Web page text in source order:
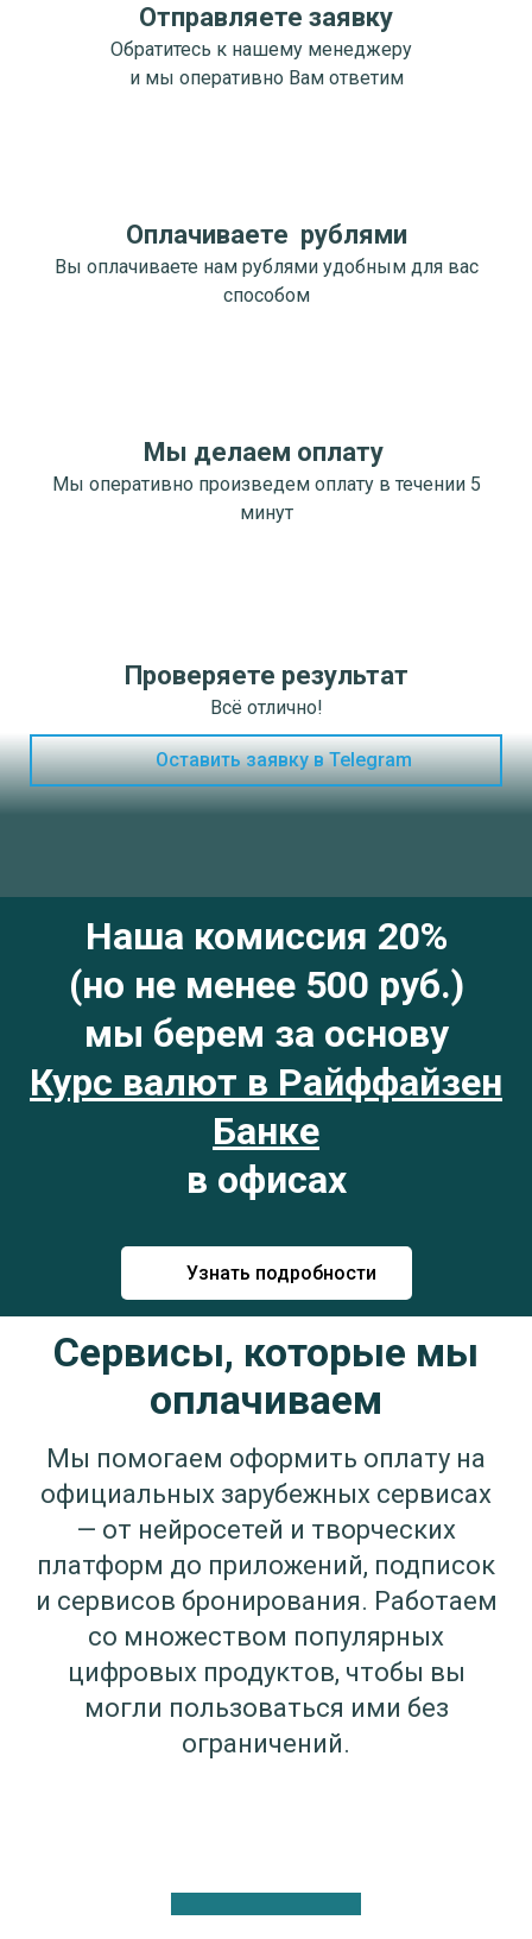
Отправляете заявку
Обратитесь к нашему менеджеру
и мы оперативно Вам ответим
Оплачиваете рублями
Вы оплачиваете нам рублями удобным для вас
способом
Мы делаем оплату
Мы оперативно произведем оплату в течении 5
минут
Проверяете результат
Всё отлично!
Оставить заявку в Telegram
Наша комиссия 20%
(но не менее 500 руб.)
мы берем за основу
Курс валют в Райффайзен
Банке
в офисах
Узнать подробности
Сервисы, которые мы
оплачиваем
Мы помогаем оформить оплату на
официальных зарубежных сервисах
— от нейросетей и творческих
платформ до приложений, подписок
и сервисов бронирования. Работаем
со множеством популярных
цифровых продуктов, чтобы вы
могли пользоваться ими без
ограничений.